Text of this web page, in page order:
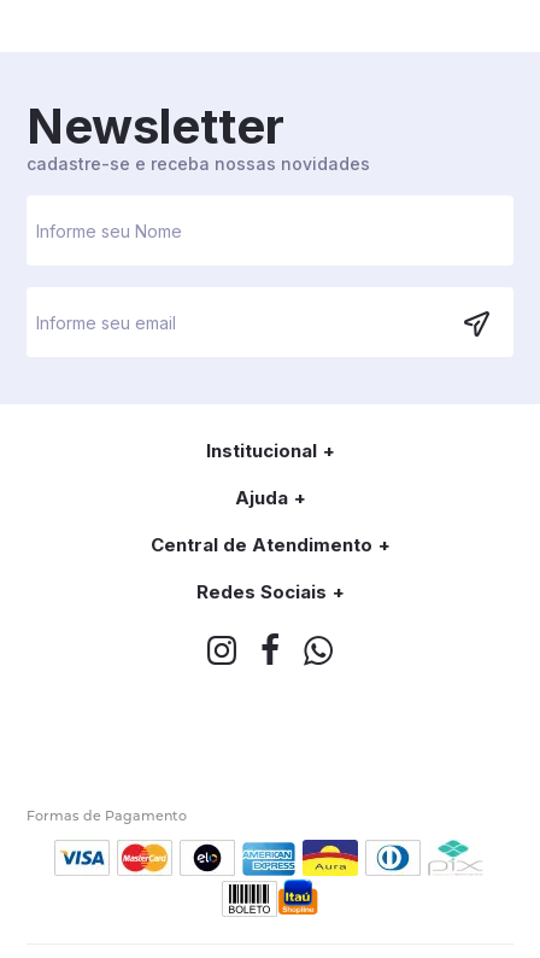
Newsletter
cadastre-se e receba nossas novidades
Institucional
Ajuda
Central de Atendimento
Redes Sociais
Formas de Pagamento